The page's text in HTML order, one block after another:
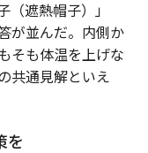
遮熱帽子）」
が並んだ。内側か
そも体温を上げな
共通見解といえ
を